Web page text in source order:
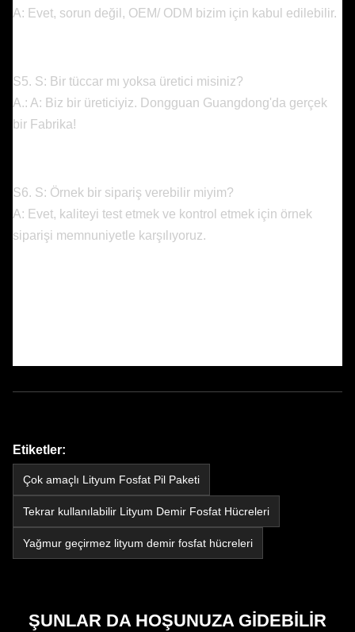
A: Evet, sorun değil, OEM/ ODM bizim için kabul edilebilir.
S5. S: Bir tüccar mı yoksa üretici misiniz?
A.: A: Biz bir üreticiyiz. Dongguan Guangdong'da gerçek
bir Fabrika!
S6. S: Örnek bir sipariş verebilir miyim?
A: Evet, kaliteyi test etmek ve kontrol etmek için örnek
siparişi memnuniyetle karşılıyoruz.
Etiketler:
Çok amaçlı Lityum Fosfat Pil Paketi
Tekrar kullanılabilir Lityum Demir Fosfat Hücreleri
Yağmur geçirmez lityum demir fosfat hücreleri
ŞUNLAR DA HOŞUNUZA GIDEBILIR